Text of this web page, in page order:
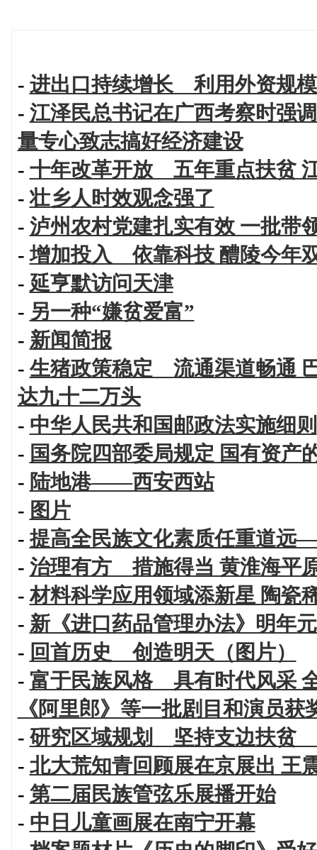
- 进出口持续增长 利用外资规
- 江泽民总书记在广西考察时强
量专心致志搞好经济建设
- 十年改革开放 五年重点扶贫
-壮乡人时效观念强了
- 泸州农村党建扎实有效 一批带
-增加投入 依靠科技 醴陵今年
- 延亨默访问天津
- 另一种“嫌贫爱富”
- 新闻简报
-生猪政策稳定 流通渠道畅通
达九十二万头
- 中华人民共和国邮政法实施细则
- 国务院四部委局规定 国有资产
- 陆地港——西安西站
- 图片
-提高全民族文化素质任重道远
- 治理有方 措施得当 黄淮海平
-材料科学应用领域添新星 陶瓷
- 新《进口药品管理办法》明年
- 回首历史 创造明天（图片）
- 富于民族风格 具有时代风采
《阿里郎》等一批剧目和演员获
- 研究区域规划 坚持支边扶贫
- 北大荒知青回顾展在京展出 王
- 第二届民族管弦乐展播开始
- 中日儿童画展在南宁开幕